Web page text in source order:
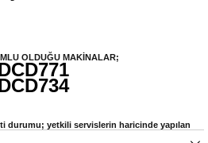
OLDUĞU MAKİNALAR;
durumu; yetkili servislerin haricinde yapılan